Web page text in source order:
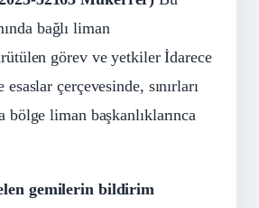
bağlı liman
görev ve yetkiler İdarece
çerçevesinde, sınırları
liman başkanlıklarınca
gemilerin bildirim